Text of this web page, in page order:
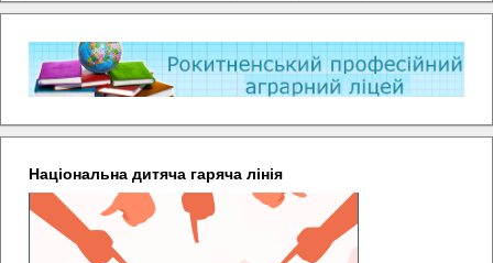
Національна дитяча гаряча лінія